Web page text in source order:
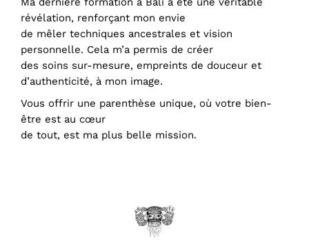
révélation, renforçant mon envie
de mêler techniques ancestrales et vision
personnelle. Cela m’a permis de créer
des soins sur-mesure, empreints de douceur et
d’authenticité, à mon image.
Vous offrir une parenthèse unique, où votre bien-
être est au cœur
de tout, est ma plus belle mission.